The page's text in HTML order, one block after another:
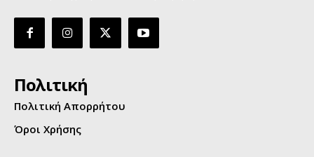
Πολιτική
Πολιτική Απορρήτου
Όροι Χρήσης